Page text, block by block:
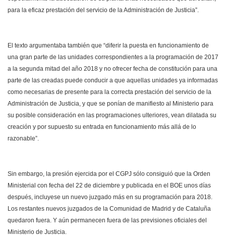
para la eficaz prestación del servicio de la Administración de Justicia”.
El texto argumentaba también que “diferir la puesta en funcionamiento de
una gran parte de las unidades correspondientes a la programación de 2017
a la segunda mitad del año 2018 y no ofrecer fecha de constitución para una
parte de las creadas puede conducir a que aquellas unidades ya informadas
como necesarias de presente para la correcta prestación del servicio de la
Administración de Justicia, y que se ponían de manifiesto al Ministerio para
su posible consideración en las programaciones ulteriores, vean dilatada su
creación y por supuesto su entrada en funcionamiento más allá de lo
razonable”.
Sin embargo, la presión ejercida por el CGPJ sólo consiguió que la Orden
Ministerial con fecha del 22 de diciembre y publicada en el BOE unos días
después, incluyese un nuevo juzgado más en su programación para 2018.
Los restantes nuevos juzgados de la Comunidad de Madrid y de Cataluña
quedaron fuera. Y aún permanecen fuera de las previsiones oficiales del
Ministerio de Justicia.